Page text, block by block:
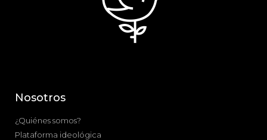
Nosotros
¿Quiénes somos?
Plataforma ideológica